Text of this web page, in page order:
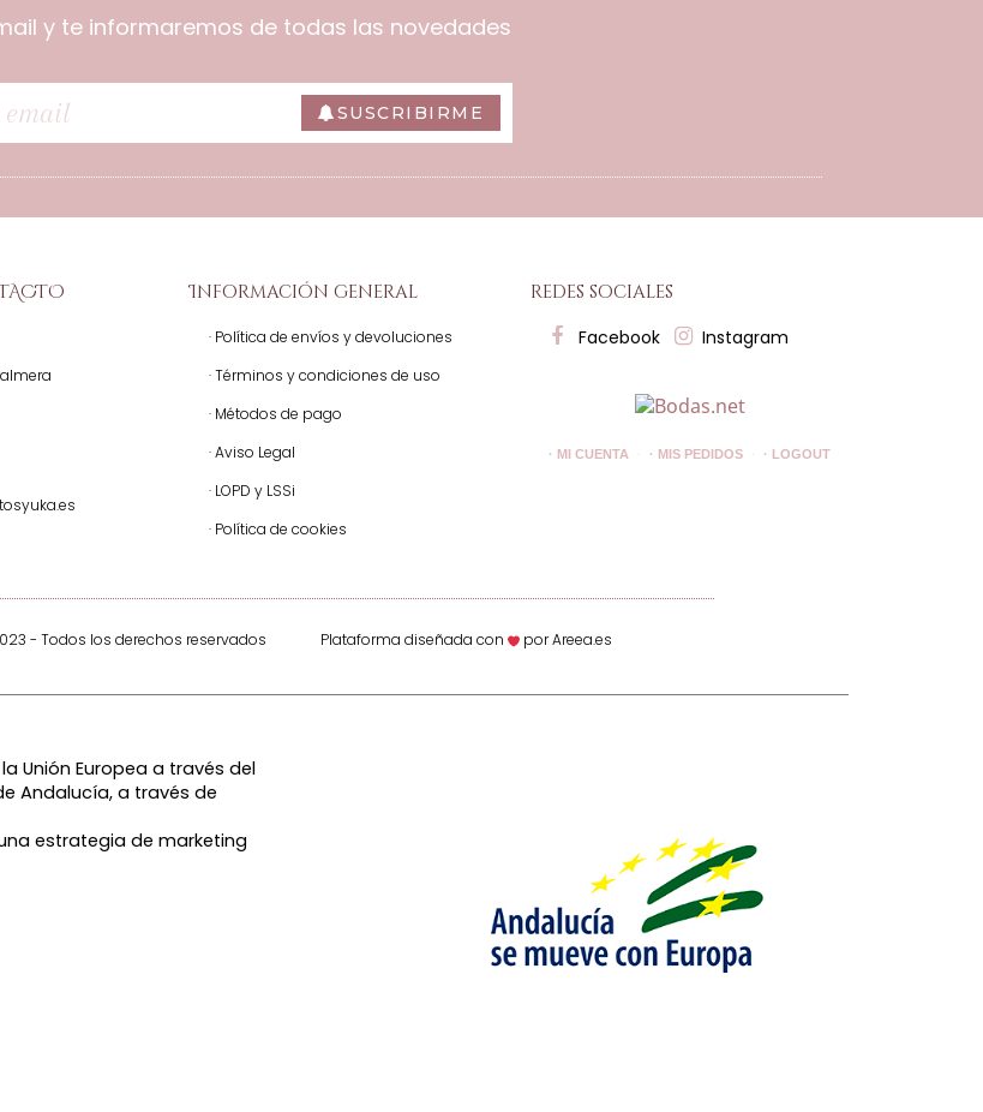
y te informaremos de todas las novedades
SUSCRIBIRME
Información general
· Política de envíos y devoluciones
· Términos y condiciones de uso
· Métodos de pago
· Aviso Legal
· LOPD y LSSi
· Política de cookies
redes sociales
Facebook Instagram
· MI CUENTA · MIS PEDIDOS · LOGOUT
- Todos los derechos reservados Plataforma diseñada con por Areea.es
Unión Europea a través del
Andalucía, a través de
estrategia de marketing